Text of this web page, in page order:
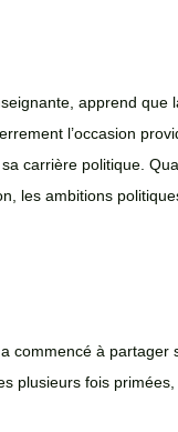
apprend que
l’occasion
carrière politique.
les ambitions
commencé à
plusieurs fois